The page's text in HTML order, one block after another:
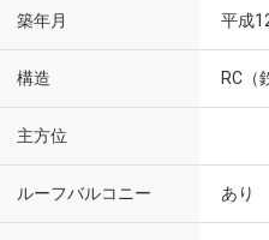
築年月 平成
構造 RC（
主方位
ルーフバルコニー あり